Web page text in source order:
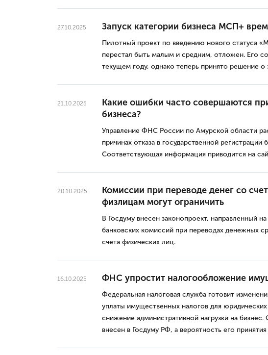
27.10.2025 Запуск категории бизнеса МСП+
Пилотный проект по введению нового статуса
перестал быть малым и средним, отложен. Его
текущем году, однако теперь принято решение о
21.10.2025
Какие ошибки часто совершаются
бизнеса?
Управление ФНС России по Амурской области
причинах отказа в государственной регистрации
Соответствующая информация приводится на
20.10.2025
Комиссии при переводе денег со
физлицам могут ограничить
В Госдуму внесен законопроект, направленный
банковских комиссий при переводах денежных
счета физических лиц.
16.10.2025 ФНС упростит налогообложение
Федеральная налоговая служба готовит
уплаты имущественных налогов для
снижение административной нагрузки на
внесен в Госдуму РФ, а вероятность его